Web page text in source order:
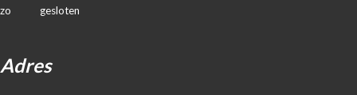
zo gesloten
Adres